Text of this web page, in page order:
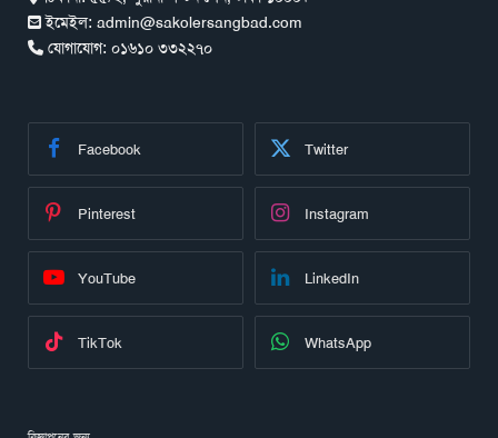
ইমেইল: admin@sakolersangbad.com
যোগাযোগ: ০১৬১০ ৩৩২২৭০
Facebook Twitter
Pinterest Instagram
YouTube LinkedIn
TikTok WhatsApp